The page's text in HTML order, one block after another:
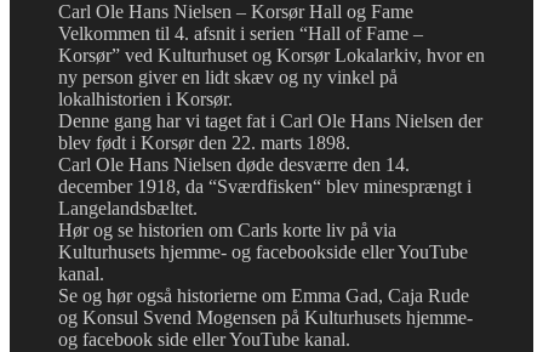
Carl Ole Hans Nielsen – Korsør Hall og Fame
Velkommen til 4. afsnit i serien “Hall of Fame –
Korsør” ved Kulturhuset og Korsør Lokalarkiv, hvor en
ny person giver en lidt skæv og ny vinkel på
lokalhistorien i Korsør.
Denne gang har vi taget fat i Carl Ole Hans Nielsen der
blev født i Korsør den 22. marts 1898.
Carl Ole Hans Nielsen døde desværre den 14.
december 1918, da “Sværdfisken“ blev minesprængt i
Langelandsbæltet.
Hør og se historien om Carls korte liv på via
Kulturhusets hjemme- og facebookside eller YouTube
kanal.
Se og hør også historierne om Emma Gad, Caja Rude
og Konsul Svend Mogensen på Kulturhusets hjemme-
og facebook side eller YouTube kanal.